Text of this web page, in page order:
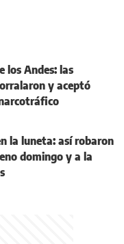
los Andes: las
y aceptó
la luneta: así robaron
domingo y a la